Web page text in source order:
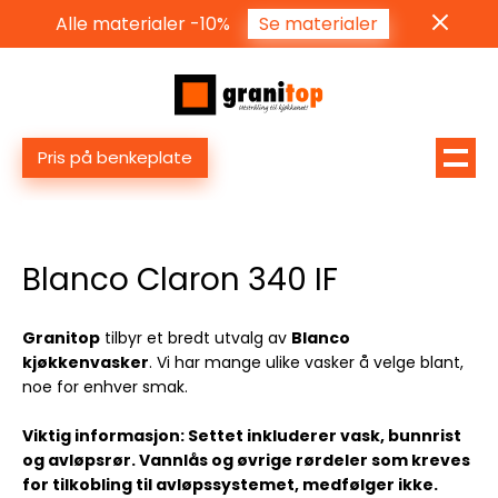
Alle materialer -10% Se materialer
Pris på benkeplate
Blanco Claron 340 IF
Granitop tilbyr et bredt utvalg av Blanco
kjøkkenvasker. Vi har mange ulike vasker å velge blant,
noe for enhver smak.
Viktig informasjon: Settet inkluderer vask, bunnrist
og avløpsrør. Vannlås og øvrige rørdeler som kreves
for tilkobling til avløpssystemet, medfølger ikke.